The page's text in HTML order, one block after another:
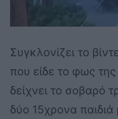
Συγκλονίζει το
που είδε το φως
δείχνει το σοβαρό
δύο 15χρονα παιδιά